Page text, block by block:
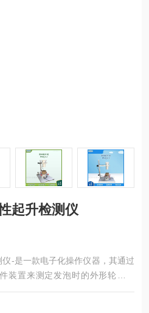
起升检测仪
-是一款电子化操作仪器，其通过
装置来测定发泡时的外形轮廓变
化和极化变化。